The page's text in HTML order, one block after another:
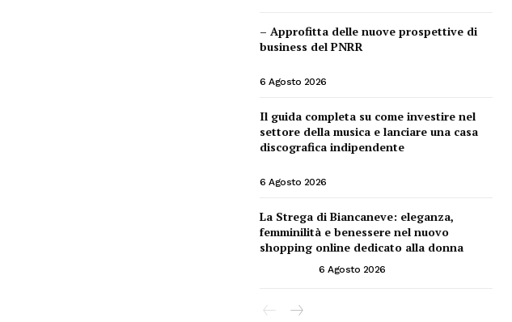
– Approfitta delle nuove prospettive di
business del PNRR
6 Agosto 2026
Il guida completa su come investire nel
settore della musica e lanciare una casa
discografica indipendente
6 Agosto 2026
La Strega di Biancaneve: eleganza,
femminilità e benessere nel nuovo
shopping online dedicato alla donna
6 Agosto 2026